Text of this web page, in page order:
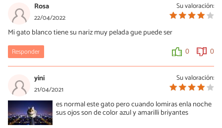
Su valoración:
Rosa
22/04/2022
Mi gato blanco tiene su nariz muy pelada gue puede ser
Responder 0 0
Su valoración:
yini
21/04/2021
es normal este gato pero cuando lomiras enla noche
sus ojos son de color azul y amarilli briyantes